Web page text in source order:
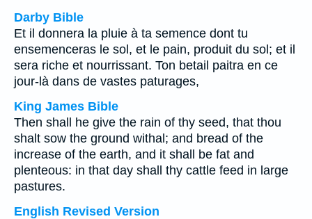
Darby Bible
Et il donnera la pluie à ta semence dont tu
ensemenceras le sol, et le pain, produit du sol; et il
sera riche et nourrissant. Ton betail paitra en ce
jour-là dans de vastes paturages,
King James Bible
Then shall he give the rain of thy seed, that thou
shalt sow the ground withal; and bread of the
increase of the earth, and it shall be fat and
plenteous: in that day shall thy cattle feed in large
pastures.
English Revised Version